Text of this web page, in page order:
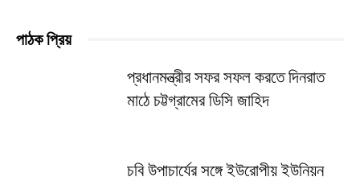
পাঠক প্রিয়
প্রধানমন্ত্রীর সফর সফল করতে দিনরাত
মাঠে চট্টগ্রামের ডিসি জাহিদ
চবি উপাচার্যের সঙ্গে ইউরোপীয় ইউনিয়ন